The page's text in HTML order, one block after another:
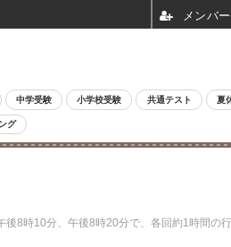
中学受験 小学校受験 共通テスト 夏
グ
8時10分、午後8時20分で、各回約1時間の